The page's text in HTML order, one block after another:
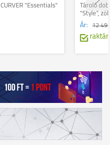
"Essentials"
Tároló
"Style",
Ár: 12